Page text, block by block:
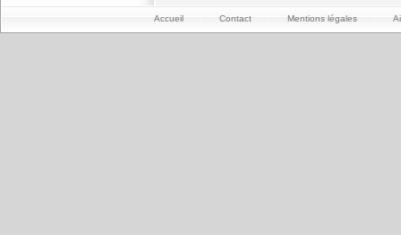
Accueil Contact Mentions légales